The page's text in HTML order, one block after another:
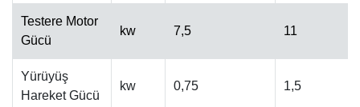
Testere Motor
Gücü
kw 7,5 11
Yürüyüş
Hareket Gücü
kw 0,75 1,5